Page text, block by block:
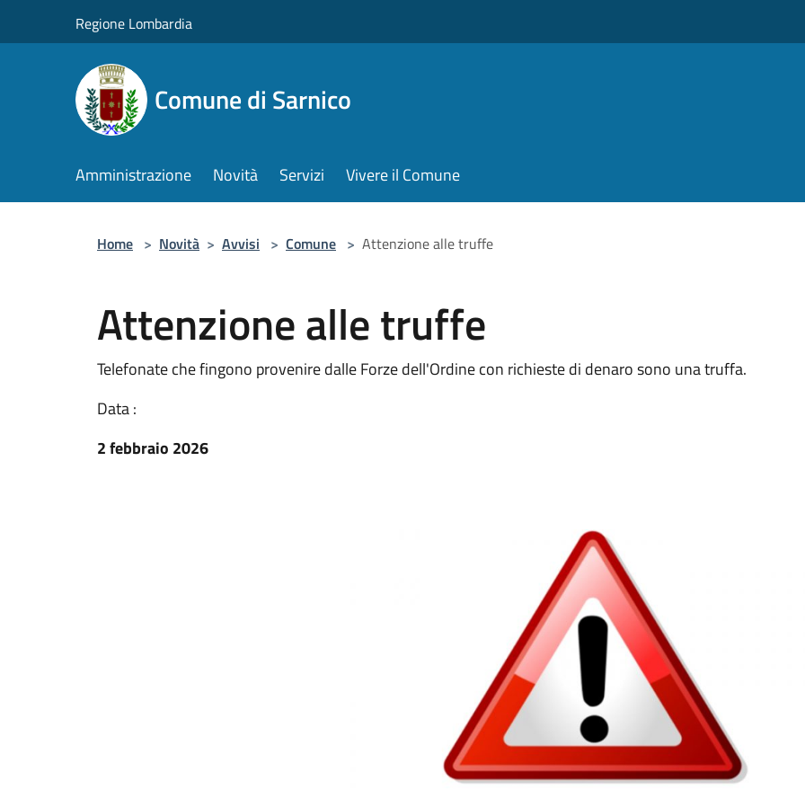
Regione Lombardia
Comune di Sarnico
Amministrazione Novità Servizi Vivere il Comune
Home > Novità > Avvisi > Comune > Attenzione alle truffe
Attenzione alle truffe
Telefonate che fingono provenire dalle Forze dell'Ordine con richieste di denaro sono una truffa.
Data :
2 febbraio 2026